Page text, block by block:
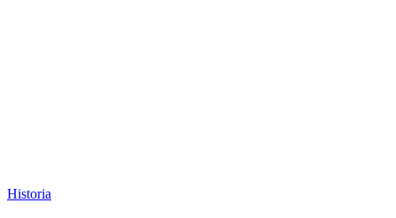
Historia